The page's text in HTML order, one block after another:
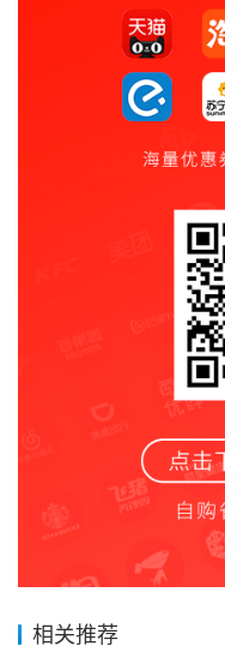
相关推荐